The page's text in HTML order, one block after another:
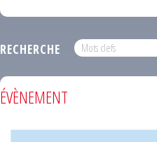
RECHERCHE
ÉVÈNEMENT